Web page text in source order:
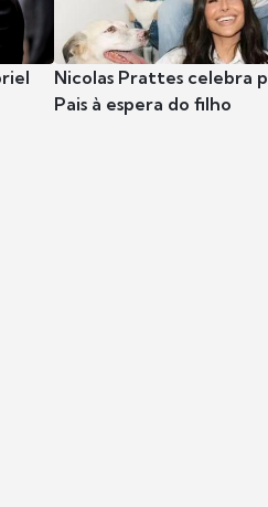
Nicolas Prattes celebra
Pais à espera do filho